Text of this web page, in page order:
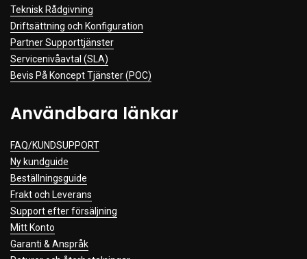
Teknisk Rådgivning
Driftsättning och Konfiguration
Partner Supporttjänster
Servicenivåavtal (SLA)
Bevis På Koncept Tjänster (POC)
Användbara länkar
FAQ/KUNDSUPPORT
Ny kundguide
Beställningsguide
Frakt och Leverans
Support efter försäljning
Mitt Konto
Garanti & Anspråk